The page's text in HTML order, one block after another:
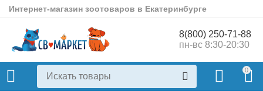
Интернет-магазин зоотоваров в Екатеринбурге
8(800) 250-71-88
пн-вс 8:30-20:30
0